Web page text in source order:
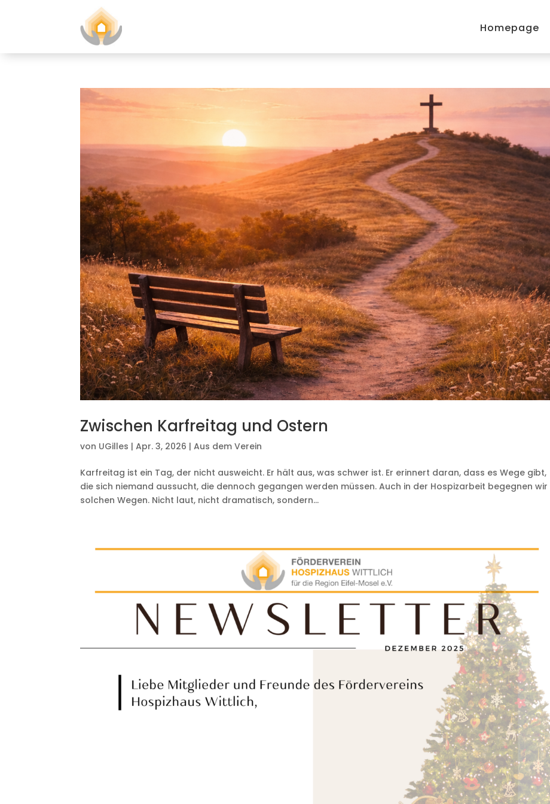
Homepage
Zwischen Karfreitag und Ostern
von UGilles |Apr. 3, 2026 |Aus dem Verein
Karfreitag ist ein Tag, der nicht ausweicht. Er hält aus, was schwer ist. Er erinnert daran, dass es Wege gibt,
die sich niemand aussucht, die dennoch gegangen werden müssen. Auch in der Hospizarbeit begegnen wir
solchen Wegen. Nicht laut, nicht dramatisch, sondern...